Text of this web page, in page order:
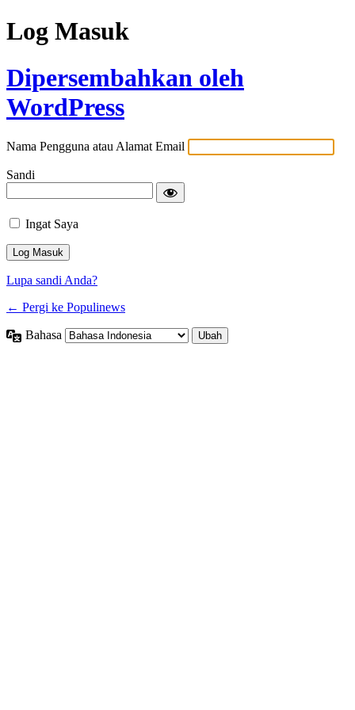
Log Masuk
Dipersembahkan oleh
WordPress
Nama Pengguna atau Alamat Email
Sandi
Ingat Saya
Lupa sandi Anda?
← Pergi ke Populinews
Bahasa